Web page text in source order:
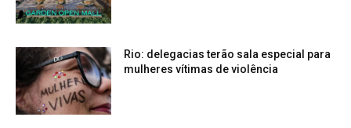
Rio: delegacias terão sala especial para
mulheres vítimas de violência